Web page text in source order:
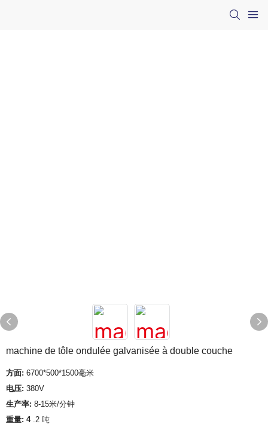
machine de tôle ondulée galvanisée à double couche
方面: 6700*500*1500毫米
电压: 380V
生产率: 8-15米/分钟
重量: 4 .2 吨